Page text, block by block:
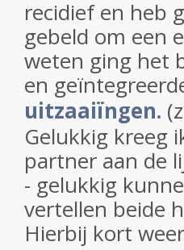
recidief en heb
gebeld om een
weten ging het
en
uitzaaiïngen.
Gelukkig kreeg
partner aan de
- gelukkig
vertellen beide
Hierbij kort